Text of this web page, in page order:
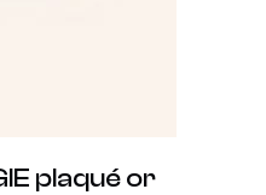
plaqué or